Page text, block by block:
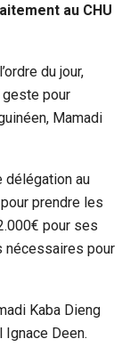
au CHU
du jour,
geste pour
Mamadi
délégation au
prendre les
pour ses
nécessaires pour
Kaba Dieng
Deen.